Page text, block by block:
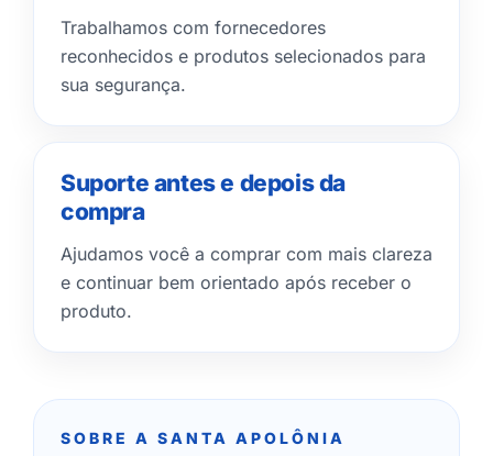
Trabalhamos com fornecedores
reconhecidos e produtos selecionados para
sua segurança.
Suporte antes e depois da
compra
Ajudamos você a comprar com mais clareza
e continuar bem orientado após receber o
produto.
SOBRE A SANTA APOLÔNIA